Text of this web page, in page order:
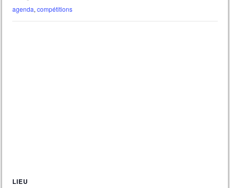
agenda,compétitions
LIEU